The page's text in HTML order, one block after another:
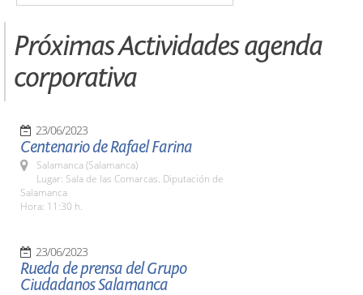
Próximas Actividades agenda
corporativa
23/06/2023
Centenario de Rafael Farina
Salamanca (Salamanca)
Lugar: Sala de las Comarcas. Diputación de
Salamanca
Hora: 11:30 h.
23/06/2023
Rueda de prensa del Grupo
Ciudadanos Salamanca